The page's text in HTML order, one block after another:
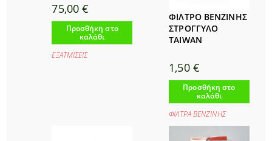
75,00€
Προσθήκη στο
καλάθι
ΕΞΑΤΜΙΣΕΙΣ
ΦΙΛΤΡΟ ΒΕΝΖΙΝΗΣ
ΣΤΡΟΓΓΥΛΟ
TAIWAN
1,50 €
Προσθήκη στο
καλάθι
ΦΙΛΤΡΑ ΒΕΝΖΙΝΗΣ